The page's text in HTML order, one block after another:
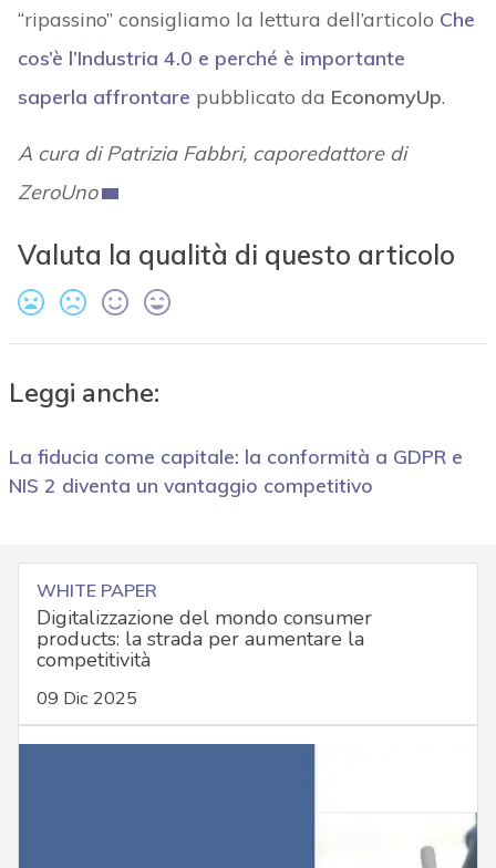
“ripassino” consigliamo la lettura dell’articolo Che
cos’è l’Industria 4.0 e perché è importante
saperla affrontare pubblicato da EconomyUp.
A cura di Patrizia Fabbri, caporedattore di
ZeroUno
Valuta la qualità di questo articolo
Leggi anche:
La fiducia come capitale: la conformità a GDPR e
NIS 2 diventa un vantaggio competitivo
WHITE PAPER
Digitalizzazione del mondo consumer
products: la strada per aumentare la
competitività
09 Dic 2025